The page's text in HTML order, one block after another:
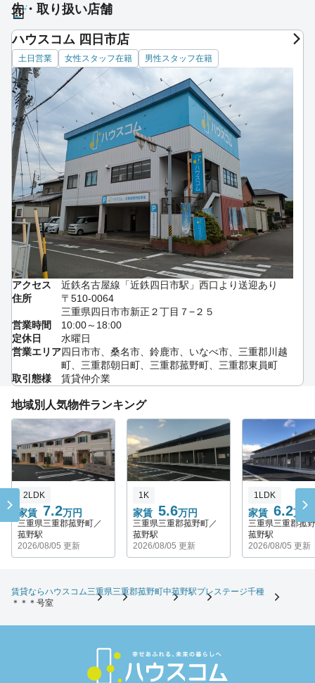
先・取り扱い店舗
ハウスコム 四日市店
土日営業 女性スタッフ在籍 男性スタッフ在籍
アクセス
近鉄名古屋線「近鉄四日市駅」西口より送迎あり
住所
〒510-0064
三重県四日市市新正２丁目７−２５
営業時間
10:00～18:00
定休日
水曜日
営業エリア四日市市、桑名市、鈴鹿市、いなべ市、三重郡川越
町、三重郡朝日町、三重郡菰野町、三重郡東員町
取引態様
賃貸仲介業
地域別人気物件ランキング
家賃 7.2万円
2LDK
三重県三重郡菰野町／
菰野駅
2026/08/05 更新
家賃 5.6万円
1K
三重県三重郡菰野町／
菰野駅
2026/08/05 更新
家賃 6.2万円
1LDK
三重県三重郡菰
菰野駅
2026/08/05 更新
賃貸ならハウスコム三重県三重郡菰野町中菰野駅プレステージ千種
＊＊＊号室